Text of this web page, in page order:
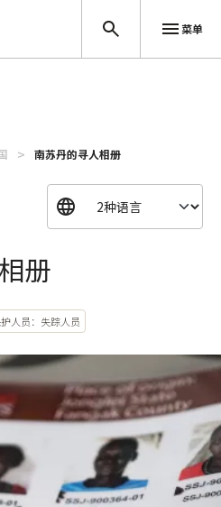
菜单
南苏丹的寻人相册
册
人员：失踪人员